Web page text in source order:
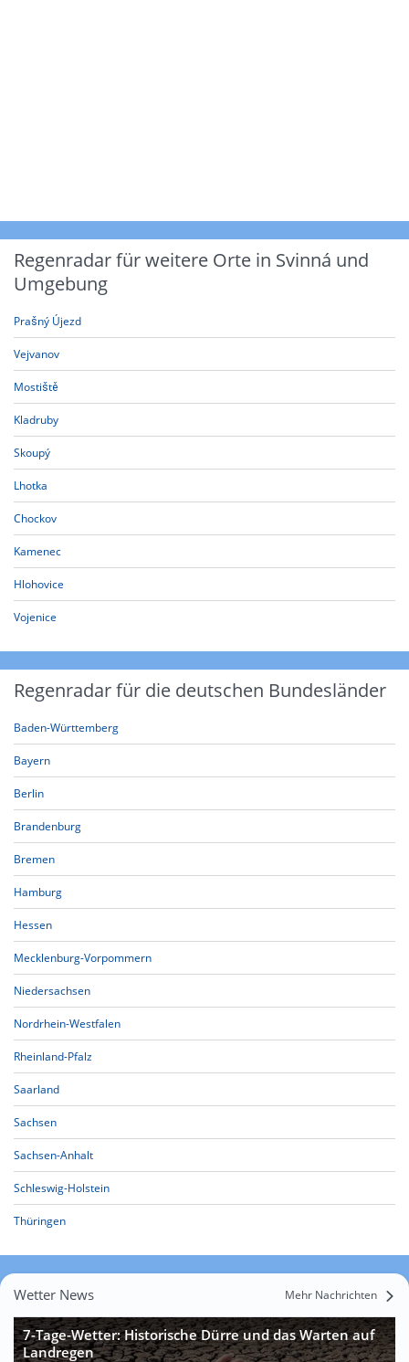
Regenradar für weitere Orte in Svinná und
Umgebung
Prašný Újezd
Vejvanov
Mostiště
Kladruby
Skoupý
Lhotka
Chockov
Kamenec
Hlohovice
Vojenice
Regenradar für die deutschen Bundesländer
Baden-Württemberg
Bayern
Berlin
Brandenburg
Bremen
Hamburg
Hessen
Mecklenburg-Vorpommern
Niedersachsen
Nordrhein-Westfalen
Rheinland-Pfalz
Saarland
Sachsen
Sachsen-Anhalt
Schleswig-Holstein
Thüringen
Wetter News Mehr Nachrichten
7-Tage-Wetter: Historische Dürre und das Warten auf
Landregen